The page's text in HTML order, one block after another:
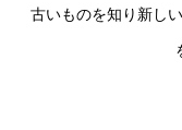
古いものを知り新し